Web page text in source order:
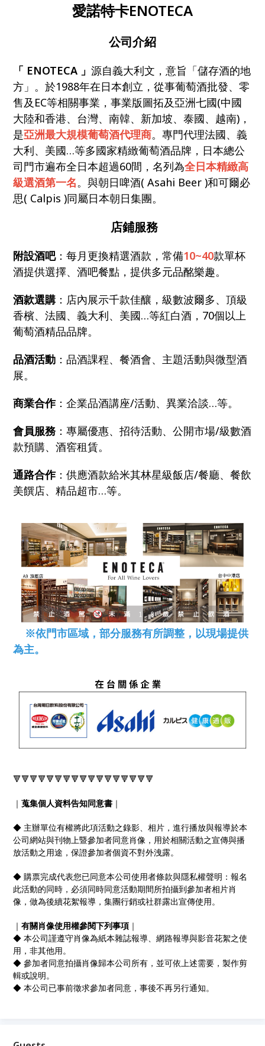
愛諾特卡ENOTECA
公司介紹
「 ENOTECA 」源自義大利文，意旨「儲存酒的地
方」。於1988年在日本創立，從事葡萄酒批發、零
售及EC等相關事業，事業版圖拓及亞洲七國(中國
大陸和香港、台灣、南韓、新加坡、泰國、越南)，
是亞洲最大規模葡萄酒代理商。專門代理法國、義
大利、美國…等多國家精緻葡萄酒品牌，日本總公
司門市遍布全日本超過60間，名列為全日本精緻高
級選酒第一名。與朝日啤酒( Asahi Beer )和可爾必
思( Calpis )同屬日本朝日集團。
店鋪服務
附設酒吧：每月更換精選酒款，常備10~40款單杯
酒提供選擇、酒吧餐點，提供多元品酩樂趣。
酒款選購：店內展示千款佳釀，級數波爾多、頂級
香檳、法國、義大利、美國…等紅白酒，70個以上
葡萄酒精品品牌。
品酒活動 ：品酒課程、餐酒會、主題活動與微型酒
展。
商業合作：企業品酒講座/活動、異業洽談…等。
會員服務：專屬優惠、招待活動、公開市場/級數酒
款預購、酒窖租賃。
通路合作：供應酒款給米其林星級飯店/餐廳、餐飲
美饌店、精品超市…等。
※依門市區域，部分服務有所調整，以現場提供
為主。
🔻🔻🔻🔻🔻🔻🔻🔻🔻🔻🔻🔻🔻🔻🔻🔻🔻
｜蒐集個人資料告知同意書 ｜
◆ 主辦單位有權將此項活動之錄影、相片，進行播放與報導於本
公司網站與刊物上暨參加者同意肖像，用於相關活動之宣傳與播
放活動之用途，保證參加者個資不對外洩露。
◆ 購票完成代表您已同意本公司使用者條款與隱私權聲明：報名
此活動的同時，必須同時同意活動期間所拍攝到參加者相片肖
像，做為後續花絮報導，集團行銷或社群露出宣傳使用。
｜有關肖像使用權參閱下列事項 ｜
◆ 本公司謹遵守肖像為紙本雜誌報導、網路報導與影音花絮之使
用，非其他用。
◆ 參加者同意拍攝肖像歸本公司所有，並可依上述需要，製作剪
輯或說明。
◆ 本公司已事前徵求參加者同意，事後不再另行通知。